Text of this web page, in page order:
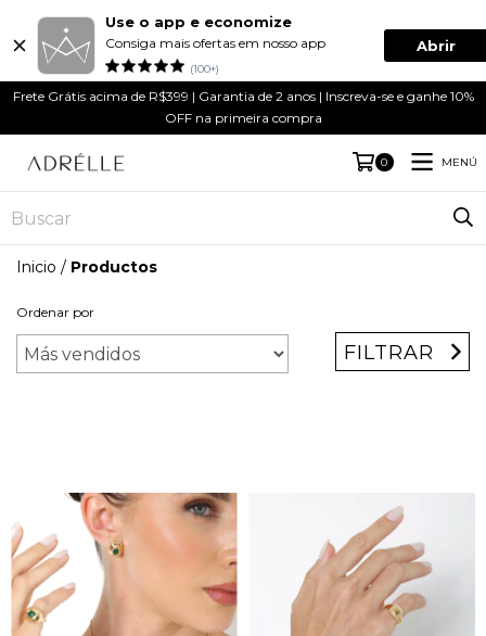
Use o app e economize
Consiga mais ofertas em nosso app
(100+)
Abrir
Frete Grátis acima de R$399 | Garantia de 2 anos | Inscreva-se e ganhe 10%
OFF na primeira compra
0 MENÚ
Inicio / Productos
Ordenar por
FILTRAR